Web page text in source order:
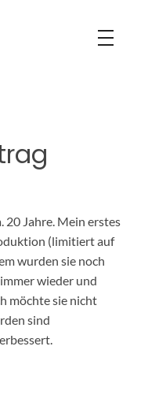
20 Jahre. Mein erstes
(limitiert auf
wurden sie noch
wieder und
möchte sie nicht
sind